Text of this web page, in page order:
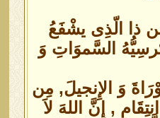
ذا الّذِى يشْفَعُ
السَّموَاتِ وَ
وَ الإِنجيلَ, مِن
, إِنَّ اللهَ لاَ